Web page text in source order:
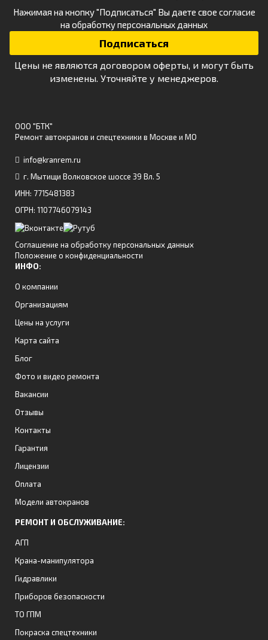
Нажимая на кнопку "Подписаться" Вы даете свое согласие
на обработку персональных данных
Цены не являются договором оферты, и могут быть
изменены. Уточняйте у менеджеров.
ООО "БТК"
Ремонт автокранов и спецтехники в Москве и МО
info@kranrem.ru
г. Мытищи Волковское шоссе 39 Вл. 5
ИНН: 7715481383
ОГРН: 1107746079143
Соглашение на обработку персональных данных
Положение о конфиденциальности
ИНФО:
О компании
Организациям
Цены на услуги
Карта сайта
Блог
Фото и видео ремонта
Вакансии
Отзывы
Контакты
Гарантия
Лицензии
Оплата
Модели автокранов
РЕМОНТ И ОБСЛУЖИВАНИЕ:
АГП
Крана-манипулятора
Гидравлики
Приборов безопасности
ТО ГПМ
Покраска спецтехники